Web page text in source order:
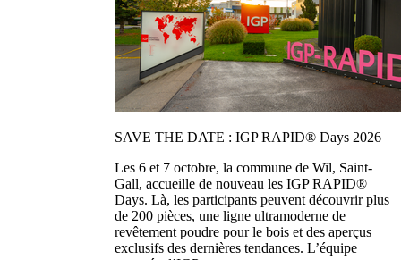
SAVE THE DATE : IGP RAPID® Days 2026
Les 6 et 7 octobre, la commune de Wil, Saint-
Gall, accueille de nouveau les IGP RAPID®
Days. Là, les participants peuvent découvrir plus
de 200 pièces, une ligne ultramoderne de
revêtement poudre pour le bois et des aperçus
exclusifs des dernières tendances. L’équipe